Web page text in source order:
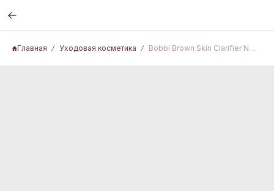
Главная Уходовая косметика Bobbi Brown Skin Clarifier No. 75